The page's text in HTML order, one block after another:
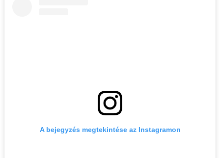
A bejegyzés megtekintése az Instagramon